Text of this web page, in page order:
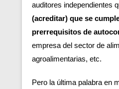
auditores independientes
(acreditar) que se
prerrequisitos de
empresa del sector de
agroalimentarias, etc.
Pero la última palabra en